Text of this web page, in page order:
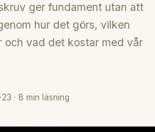
ger fundament utan att
hur det görs, vilken
och vad det kostar med vår
· 8 min läsning